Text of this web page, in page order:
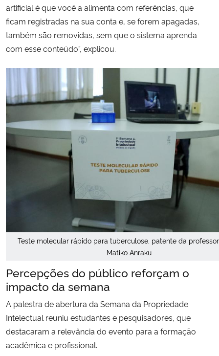
artificial é que você a alimenta com referências, que
ficam registradas na sua conta e, se forem apagadas,
também são removidas, sem que o sistema aprenda
com esse conteúdo”, explicou.
Teste molecular rápido para tuberculose, patente da
Matiko Anraku
Percepções do público reforçam o
impacto da semana
A palestra de abertura da Semana da Propriedade
Intelectual reuniu estudantes e pesquisadores, que
destacaram a relevância do evento para a formação
acadêmica e profissional.